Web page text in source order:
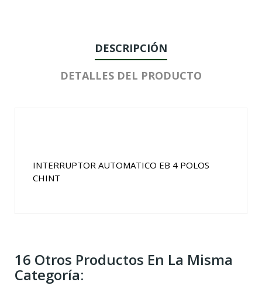
DESCRIPCIÓN
DETALLES DEL PRODUCTO
INTERRUPTOR AUTOMATICO EB 4 POLOS
CHINT
16 Otros Productos En La Misma
Categoría: